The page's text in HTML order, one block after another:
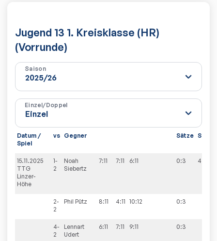
Jugend 13 1. Kreisklasse (HR)
(Vorrunde)
Saison
Einzel/Doppel
Datum /
Spiel
vs Gegner Sätze Spiele
15.11.2025
TTG
Linzer-
Höhe
1-
2
Noah
Siebertz
7:11 7:11 6:11 0:3 4:6
2-
2
Phil Pütz 8:11 4:11 10:12 0:3
4-
2
Lennart
Udert
6:11 7:11 9:11 0:3